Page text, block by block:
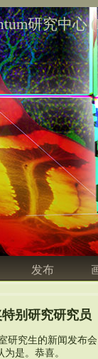
研究中心
发布
别研究研究员
研究生的新闻发布
为是。恭喜。